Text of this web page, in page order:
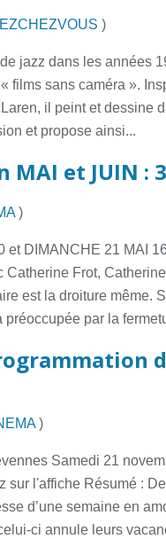
)
jazz dans les années
films sans caméra ».
il peint et dessine
et propose ainsi...
MAI et JUIN :
)
et DIMANCHE 21 MAI
Catherine Frot,
est la droiture même.
par la
)
Samedi 21
sur l'affiche Résumé :
d’une semaine en
ci annule leurs